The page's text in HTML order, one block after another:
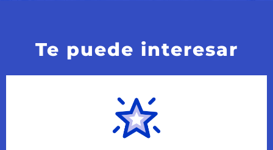
Te puede interesar